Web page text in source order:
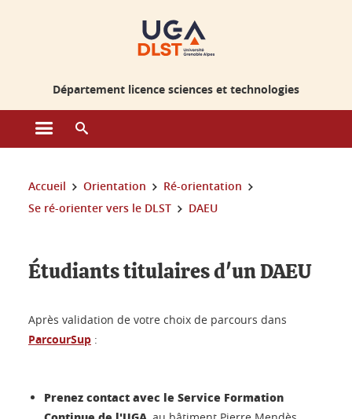
Département licence sciences et technologies
Ouvrir le menu principal
Vous êtes ici :
Accueil Orientation
Ré-orientation
Se ré-orienter vers le DLST
DAEU
Étudiants titulaires d'un DAEU
Après validation de votre choix de parcours dans
ParcourSup :
Prenez contact avec le Service Formation